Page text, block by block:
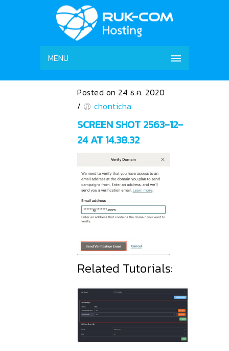
MENU
Posted on 24 ธ.ค. 2020
/
chonticha
SCREEN SHOT 2563-12-
24 AT 14.38.32
Related Tutorials: